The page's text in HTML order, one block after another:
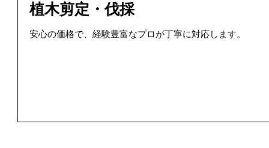
植木剪定・伐採
安心の価格で、経験豊富なプロが丁寧に対応します。